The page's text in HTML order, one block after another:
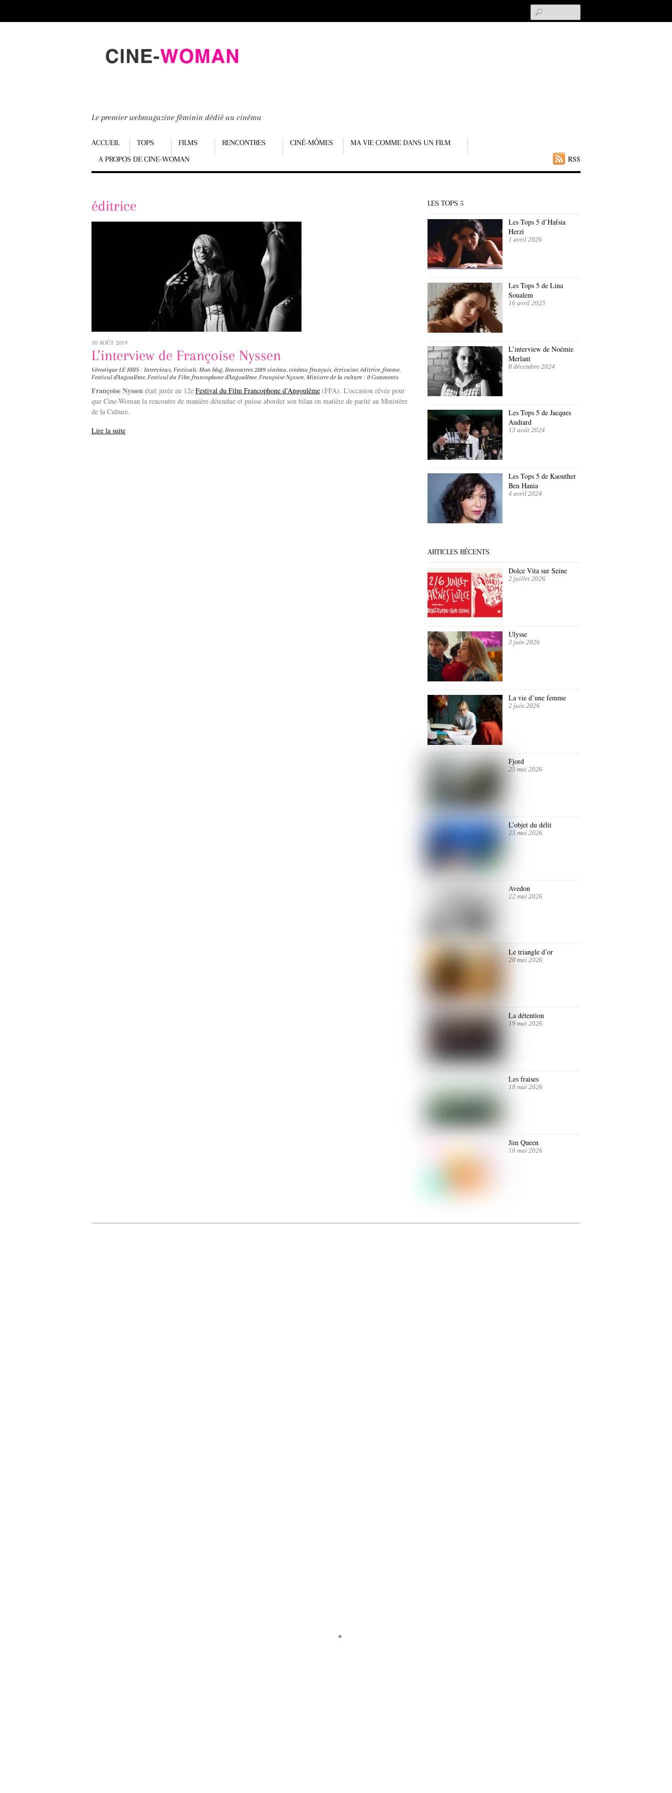
down
Le premier webmagazine féminin dédié au cinéma
RSS
Menu
ACCUEIL TOPS FILMS RENCONTRES CINÉ-MÔMES
MA VIE COMME DANS UN FILM
A PROPOS DE CINE-WOMAN
Scroll
content
éditrice
30 AOÛT 2019
L’interview de Françoise Nyssen
Véronique LE BRIS / Interviews, Festivals, Mon blog, Rencontres 2019, cinéma, cinéma français, écrivaine, éditrice, femme,
Festival d'Angoulême, Festival du Film francophone d'Angoulême, Françoise Nyssen, Ministre de la culture / 0 Comments
Françoise Nyssen était jurée au 12e Festival du Film Francophone d’Angoulême (FFA). L’occasion rêvée pour
que Cine-Woman la rencontre de manière détendue et puisse aborder son bilan en matière de parité au Ministère
de la Culture.
Lire la suite
LES TOPS 5
Les Tops 5 d’Hafsia
Herzi
1 avril 2026
Les Tops 5 de Lina
Soualem
16 avril 2025
L’interview de Noémie
Merlant
8 décembre 2024
Les Tops 5 de Jacques
Audiard
13 août 2024
Les Tops 5 de Kaouther
Ben Hania
4 avril 2024
ARTICLES RÉCENTS
Dolce Vita sur Seine
2 juillet 2026
Ulysse
3 juin 2026
La vie d’une femme
2 juin 2026
Fjord
25 mai 2026
L’objet du délit
23 mai 2026
Avedon
22 mai 2026
Le triangle d’or
20 mai 2026
La détention
19 mai 2026
Les fraises
18 mai 2026
Jim Queen
18 mai 2026